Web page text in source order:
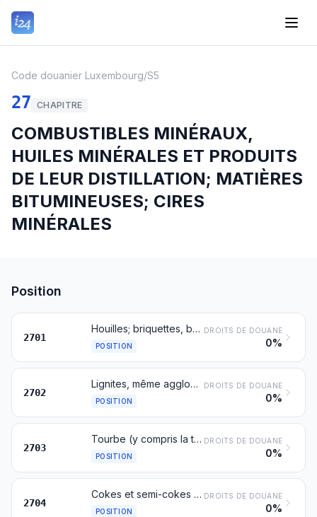
Code douanier Luxembourg/S5
27 CHAPITRE
COMBUSTIBLES MINÉRAUX,
HUILES MINÉRALES ET PRODUITS
DE LEUR DISTILLATION; MATIÈRES
BITUMINEUSES; CIRES
MINÉRALES
Position
2701
Houilles; briquettes, boulets et combustibles solides similaires obtenus à partir de la houille
POSITION
DROITS DE DOUANE
0%
2702
Lignites, même agglomérés, à l'exclusion du jais
POSITION
DROITS DE DOUANE
0%
2703
Tourbe (y compris la tourbe pour litière), même agglomérée
POSITION
DROITS DE DOUANE
0%
2704
Cokes et semi-cokes de houille, de lignite ou de tourbe, même agglomérés; charbon de cornue
POSITION
DROITS DE DOUANE
0%